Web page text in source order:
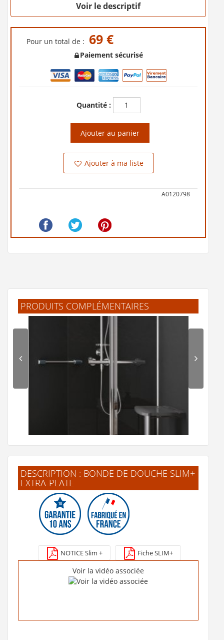
Voir le descriptif
Pour un total de : 69 €
Paiement sécurisé
Quantité :
Ajouter au panier
Ajouter à ma liste
A0120798
PRODUITS COMPLÉMENTAIRES
Receveur de douche adapté PMR et Séniors ONYX
Exclusif Noir 80x100cm
315 €
DESCRIPTION : BONDE DE DOUCHE SLIM+
EXTRA-PLATE
NOTICE Slim + Fiche SLIM+
Voir la vidéo associée